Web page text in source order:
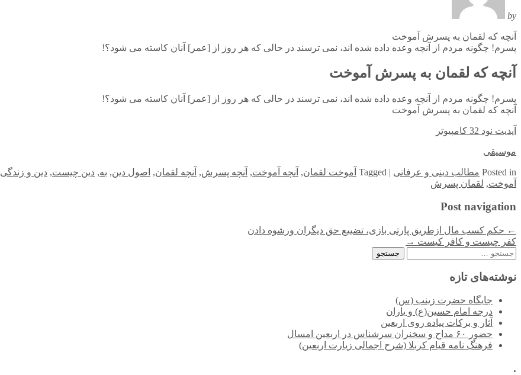
by
آنچه که لقمان به پسرش آموخت
پسرم! چگونه مردم از آنچه وعده داده شده اند، نمى ترسند در حالى كه هر روز از [عمر] آنان كاسته مى شود؟!
آنچه که لقمان به پسرش آموخت
پسرم! چگونه مردم از آنچه وعده داده شده اند، نمى ترسند در حالى كه هر روز از [عمر] آنان كاسته مى شود؟!
آنچه که لقمان به پسرش آموخت
آپدیت نود 32 کامپیوتر
موسیقی
Posted in مطالب دینی و عرفانی |
Tagged آموخت لقمان, آنچه آموخت, آنچه پسرش, آنچه لقمان, اصول دین, به, دین چیست, دین و زندگی
آموخت, لقمان پسرش
Post navigation
← حکم کسب مال ازطریق پارتی بازی، تضییع حق دیگران ورشوه دادن
کفر چیست و کافر کیست →
جستجو
نوشته‌های تازه
جایگاه حضرت زینب (س)
درجه امام حسین(ع) و یاران
آثار و برکات پیاده روی اربعین
حضور ۶۰ مداح و سخنران سرشناس در اربعین امسال
فرهنگ نامه قیام کربلا (شرح اجمالی زیارت اربعین)
.